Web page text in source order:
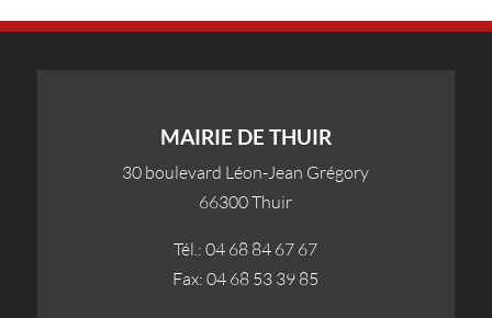
MAIRIE DE THUIR
30 boulevard Léon-Jean Grégory
66300 Thuir
Tél.: 04 68 84 67 67
Fax: 04 68 53 39 85